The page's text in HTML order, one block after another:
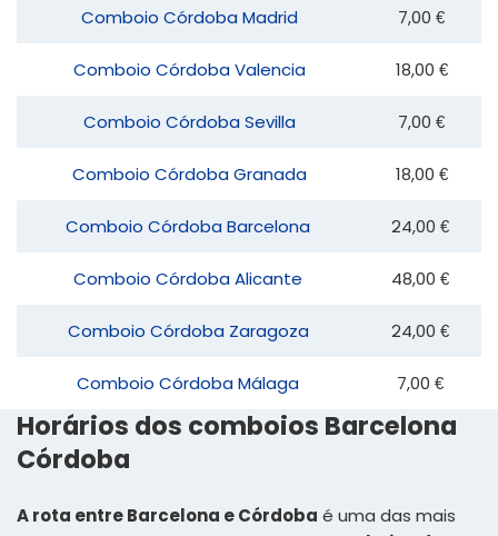
Comboio Córdoba Madrid 7,00 €
Comboio Córdoba Valencia 18,00 €
Comboio Córdoba Sevilla 7,00 €
Comboio Córdoba Granada 18,00 €
Comboio Córdoba Barcelona 24,00 €
Comboio Córdoba Alicante 48,00 €
Comboio Córdoba Zaragoza 24,00 €
Comboio Córdoba Málaga 7,00 €
Horários dos comboios Barcelona
Córdoba
A rota entre Barcelona e Córdoba é uma das mais